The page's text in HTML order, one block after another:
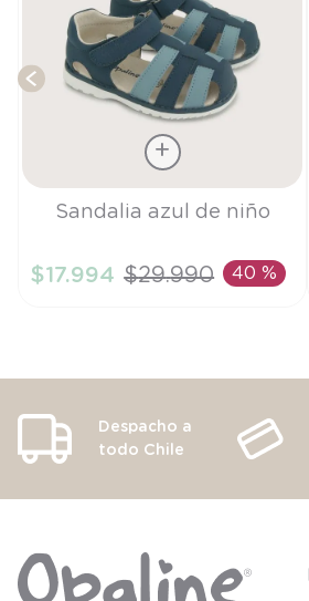
Talla
AÑADIR AL CARRITO
Sandalia azul de niño
$17.994 $29.990 40 %
Despacho a
todo Chile